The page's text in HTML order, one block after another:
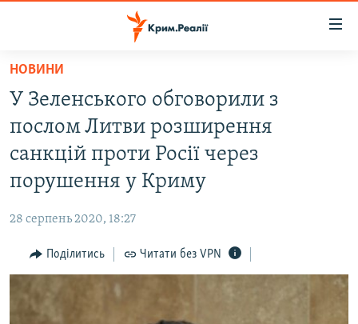
Перейти
основного
матеріалу
до
основної
Перейти
пошуку
ВІДЕО ТА ФОТО
ПОГЛЯД
ІНТЕРВ'Ю
СПЕЦПРОЕКТИ
НОВИНИ
У Зеленського обговорили з
послом Литви розширення
санкцій проти Росії через
порушення у Криму
28 серпень 2020, 18:27
Поділитись Читати без VPN